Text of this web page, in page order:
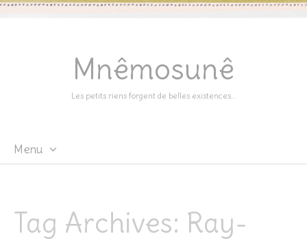
Mnêmosunê
Les petits riens forgent de belles existences…
Menu
Tag Archives: Ray-